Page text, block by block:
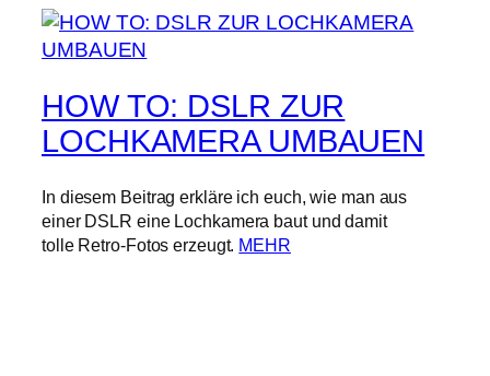
HOW TO: DSLR ZUR
LOCHKAMERA UMBAUEN
In diesem Beitrag erkläre ich euch, wie man aus
einer DSLR eine Lochkamera baut und damit
tolle Retro-Fotos erzeugt. MEHR